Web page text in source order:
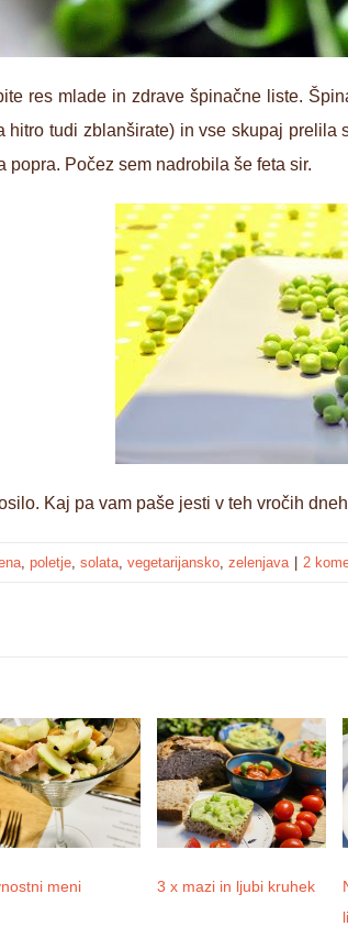
res mlade in zdrave špinačne liste.
hitro tudi zblanširate) in vse skupaj
popra. Počez sem nadrobila še feta sir.
Kaj pa vam paše jesti v teh vročih
, poletje, solata, vegetarijansko, zelenjava 2
meni 3 x mazi in ljubi kruhek